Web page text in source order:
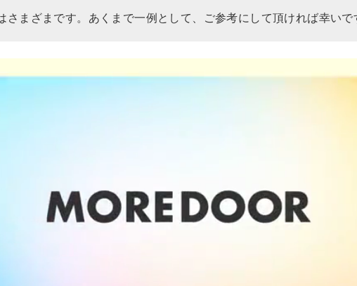
さまざまです。あくまで一例として、ご参考にして頂ければ幸いで